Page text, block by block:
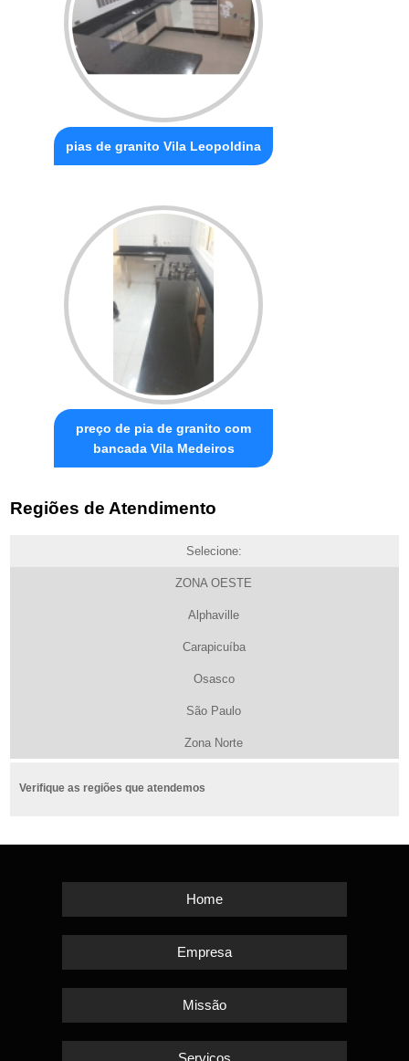
pias de granito Vila Leopoldina
preço de pia de granito com
bancada Vila Medeiros
Regiões de Atendimento
Selecione:
ZONA OESTE
Alphaville
Carapicuíba
Osasco
São Paulo
Zona Norte
Verifique as regiões que atendemos
Home
Empresa
Missão